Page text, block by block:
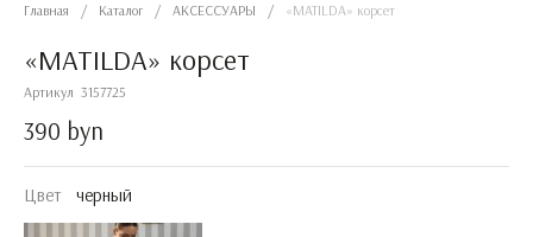
Главная / Каталог / АКСЕССУАРЫ / «MATILDA» корсет
«MATILDA» корсет
Артикул 3157725
390 byn
Цвет черный